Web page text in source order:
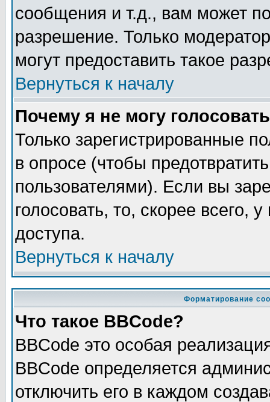
сообщения и т.д., вам может
разрешение. Только
могут предоставить такое
Вернуться к началу
Почему я не могу
Только зарегистрированные
в опросе (чтобы
пользователями). Если вы
голосовать, то, скорее всего,
доступа.
Вернуться к началу
Форматирование
Что такое BBCode?
BBCode это особая
BBCode определяется
отключить его в каждом